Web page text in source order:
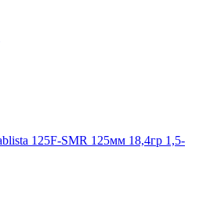
125F-SMR 125мм 18,4гр 1,5-